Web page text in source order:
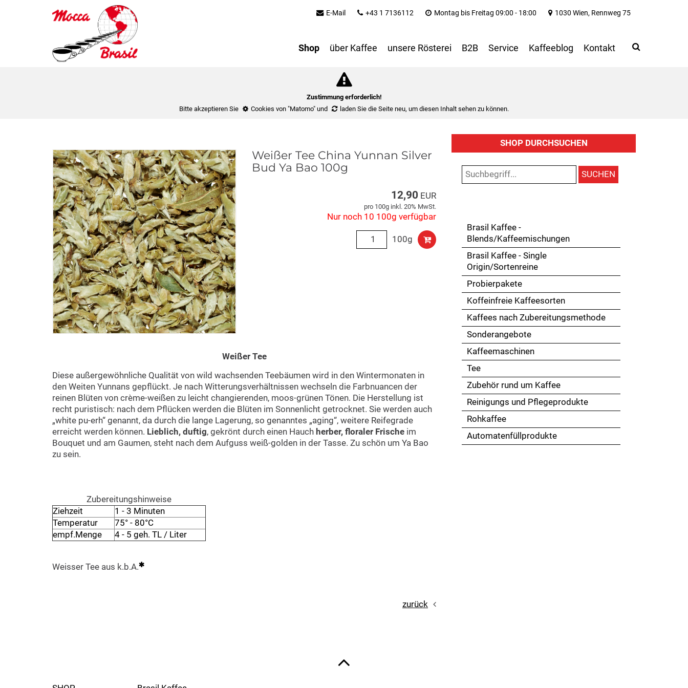
Zustimmung erforderlich!
Bitte akzeptieren Sie
Cookies von "Matomo" und laden Sie die Seite neu, um diesen Inhalt sehen zu können.
E-Mail +43 1 7136112 Montag bis Freitag 09:00 - 18:00 1030 Wien, Rennweg 75
Shop über Kaffee unsere Rösterei B2B Service Kaffeeblog Kontakt Search
Weißer Tee China Yunnan Silver
Bud Ya Bao 100g
12,90 EUR
pro 100g inkl. 20% MwSt.
Nur noch 10 100g verfügbar
100g
Weißer Tee
Diese außergewöhnliche Qualität von wild wachsenden Teebäumen wird in den Wintermonaten in
den Weiten Yunnans gepflückt. Je nach Witterungsverhältnissen wechseln die Farbnuancen der
reinen Blüten von crème-weißen zu leicht changierenden, moos-grünen Tönen. Die Herstellung ist
recht puristisch: nach dem Pflücken werden die Blüten im Sonnenlicht getrocknet. Sie werden auch
„white pu-erh“ genannt, da durch die lange Lagerung, so genanntes „aging“, weitere Reifegrade
erreicht werden können. Lieblich, duftig, gekrönt durch einen Hauch herber, floraler Frische im
Bouquet und am Gaumen, steht nach dem Aufguss weiß-golden in der Tasse. Zu schön um Ya Bao
zu sein.
Zubereitungshinweise
Ziehzeit
1 - 3 Minuten
Temperatur
75° - 80°C
empf.Menge
4 - 5 geh. TL / Liter
Weisser Tee aus k.b.A.
zurück
SHOP DURCHSUCHEN
SUCHEN
Brasil Kaffee -
Blends/Kaffeemischungen
Brasil Kaffee - Single
Origin/Sortenreine
Probierpakete
Koffeinfreie Kaffeesorten
Kaffees nach Zubereitungsmethode
Sonderangebote
Kaffeemaschinen
Tee
Zubehör rund um Kaffee
Reinigungs und Pflegeprodukte
Rohkaffee
Automatenfüllprodukte